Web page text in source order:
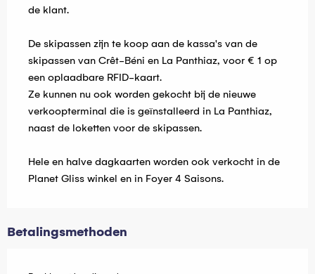
de klant.
De skipassen zijn te koop aan de kassa's van de
skipassen van Crêt-Béni en La Panthiaz, voor € 1 op
een oplaadbare RFID-kaart.
Ze kunnen nu ook worden gekocht bij de nieuwe
verkoopterminal die is geïnstalleerd in La Panthiaz,
naast de loketten voor de skipassen.
Hele en halve dagkaarten worden ook verkocht in de
Planet Gliss winkel en in Foyer 4 Saisons.
Betalingsmethoden